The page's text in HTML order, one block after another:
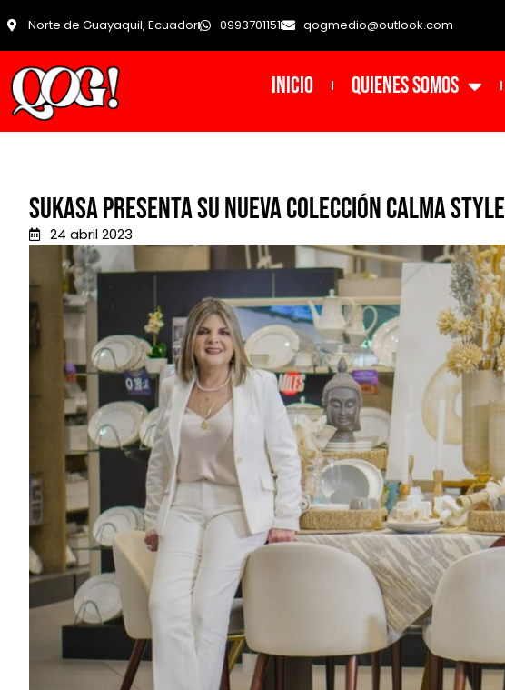
Norte de Guayaquil, Ecuador 0993701151 qogmedio@outlook.com
INICIO Quienes Somos
Sukasa presenta su nueva colección Calma Style
24 abril 2023